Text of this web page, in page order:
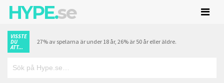
HYPE.se
VISSTE
DU
ATT...
27% av spelarna är under 18 år, 26% är 50 år eller äldre.